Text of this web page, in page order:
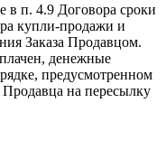
в п. 4.9 Договора сроки
купли-продажи и
Заказа Продавцом.
денежные
предусмотренном
на пересылку